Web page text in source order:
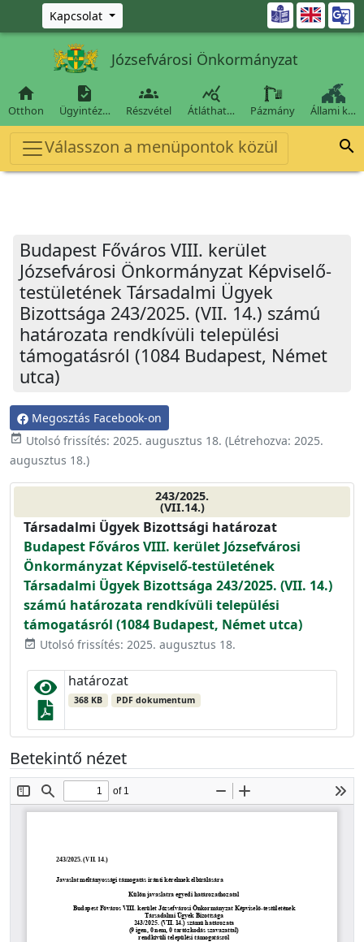
Ugrás a fő tartalomra
Kapcsolat 
Józsefvárosi Önkormányzat

Otthon

Ügyintéz…

Részvétel

Átláthat… Pázmány Állami k…
Válasszon a menüpontok közül 
Budapest Főváros VIII. kerület
Józsefvárosi Önkormányzat Képviselő-
testületének Társadalmi Ügyek
Bizottsága 243/2025. (VII. 14.) számú
határozata rendkívüli települési
támogatásról (1084 Budapest, Német
utca)
Megosztás Facebook-on
event_available Utolsó frissítés: 2025. augusztus 18. (Létrehozva: 2025.
augusztus 18.)
243/2025.
(VII.14.)
Társadalmi Ügyek Bizottsági határozat
Budapest Főváros VIII. kerület Józsefvárosi
Önkormányzat Képviselő-testületének
Társadalmi Ügyek Bizottsága 243/2025. (VII. 14.)
számú határozata rendkívüli települési
támogatásról (1084 Budapest, Német utca)
event_available Utolsó frissítés: 2025. augusztus 18.
határozat
368 KB PDF dokumentum
Betekintő nézet